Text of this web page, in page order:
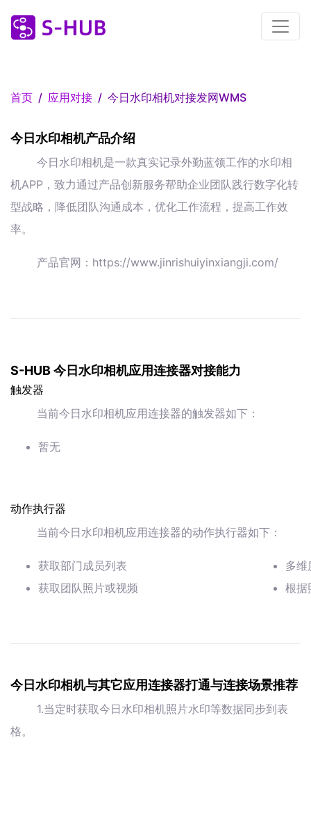
首页 应用对接 今日水印相机对接发网WMS
今日水印相机产品介绍
今日水印相机是一款真实记录外勤蓝领工作的水印相
机APP，致力通过产品创新服务帮助企业团队践行数字化转
型战略，降低团队沟通成本，优化工作流程，提高工作效
率。
产品官网：https://www.jinrishuiyinxiangji.com/
S-HUB 今日水印相机应用连接器对接能力
触发器
当前今日水印相机应用连接器的触发器如下：
暂无
动作执行器
当前今日水印相机应用连接器的动作执行器如下：
获取部门成员列表
获取团队照片或视频
多维
根据
今日水印相机与其它应用连接器打通与连接场景推荐
1.当定时获取今日水印相机照片水印等数据同步到表
格。